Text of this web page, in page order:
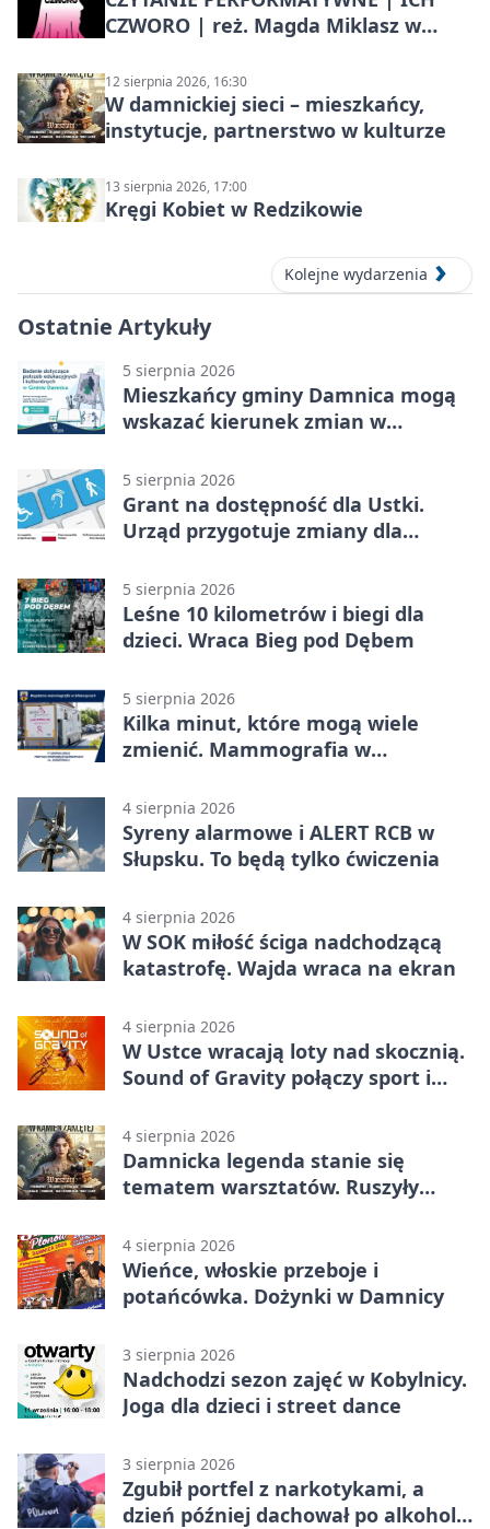
CZWORO | reż. Magda Miklasz w
12 sierpnia 2026, 16:30
W damnickiej sieci – mieszkańcy,
instytucje, partnerstwo w kulturze
13 sierpnia 2026, 17:00
Kręgi Kobiet w Redzikowie
Kolejne wydarzenia
Ostatnie Artykuły
5 sierpnia 2026
Mieszkańcy gminy Damnica mogą
wskazać kierunek zmian w
5 sierpnia 2026
Grant na dostępność dla Ustki.
Urząd przygotuje zmiany dla
5 sierpnia 2026
Leśne 10 kilometrów i biegi dla
dzieci. Wraca Bieg pod Dębem
5 sierpnia 2026
Kilka minut, które mogą wiele
zmienić. Mammografia w
4 sierpnia 2026
Syreny alarmowe i ALERT RCB w
Słupsku. To będą tylko ćwiczenia
4 sierpnia 2026
W SOK miłość ściga nadchodzącą
katastrofę. Wajda wraca na ekran
4 sierpnia 2026
W Ustce wracają loty nad skocznią.
Sound of Gravity połączy sport i
4 sierpnia 2026
Damnicka legenda stanie się
tematem warsztatów. Ruszyły
4 sierpnia 2026
Wieńce, włoskie przeboje i
potańcówka. Dożynki w Damnicy
3 sierpnia 2026
Nadchodzi sezon zajęć w Kobylnicy.
Joga dla dzieci i street dance
3 sierpnia 2026
Zgubił portfel z narkotykami, a
dzień później dachował po alkoholu